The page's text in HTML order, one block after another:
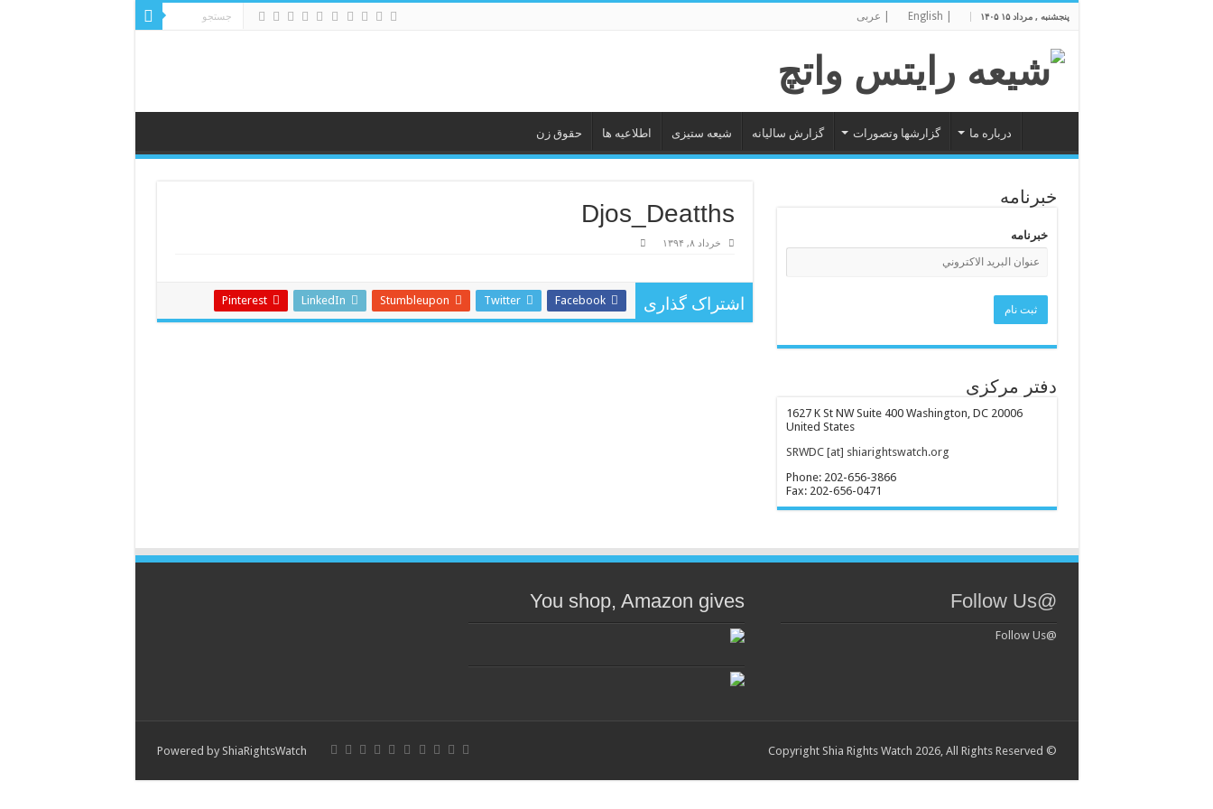
پنجشنبه , مرداد ۱۵ ۱۴۰۵ | عربی
درباره ما گزارشها وتصورات گزارش سالیانه شیعه ستیزى اطلاعیه ها حقوق زن
Djos_Deatths
خرداد ۸, ۱۳۹۴
اشتراک گذاری Facebook
Twitter
Stumbleupon
LinkedIn
Pinterest
خبرنامه
خبرنامه
دفتر مرکزی
1627 K St NW Suite 400 Washington, DC 20006
United States
SRWDC [at] shiarightswatch.org
Phone: 202-656-3866
Fax: 202-656-0471
@Follow Us
@Follow Us
You shop, Amazon gives
Powered by ShiaRightsWatch © Copyright Shia Rights Watch 2026, All Rights Reserved